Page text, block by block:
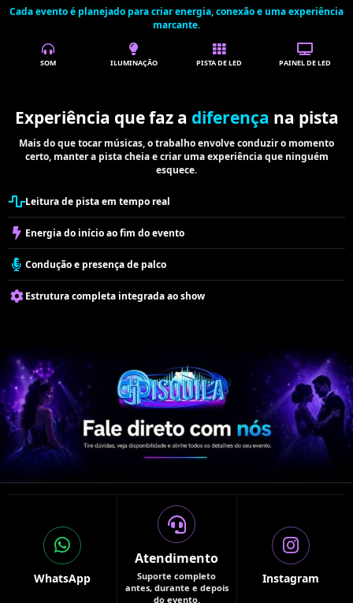
Cada evento é planejado para criar energia, conexão e uma experiência
marcante.
SOM ILUMINAÇÃO PISTA DE LED PAINEL DE LED
Experiência que faz a diferença na pista
Mais do que tocar músicas, o trabalho envolve conduzir o momento
certo, manter a pista cheia e criar uma experiência que ninguém
esquece.
Leitura de pista em tempo real
Energia do início ao fim do evento
Condução e presença de palco
Estrutura completa integrada ao show
WhatsApp
Atendimento
Suporte completo
antes, durante e depois
do evento.
Instagram